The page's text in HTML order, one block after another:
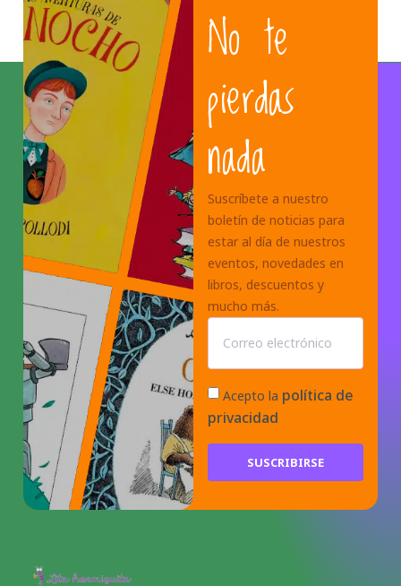
No te
pierdas
nada
Suscríbete a nuestro
boletín de noticias para
estar al día de nuestros
eventos, novedades en
libros, descuentos y
mucho más.
Acepto la política de
privacidad
SUSCRIBIRSE